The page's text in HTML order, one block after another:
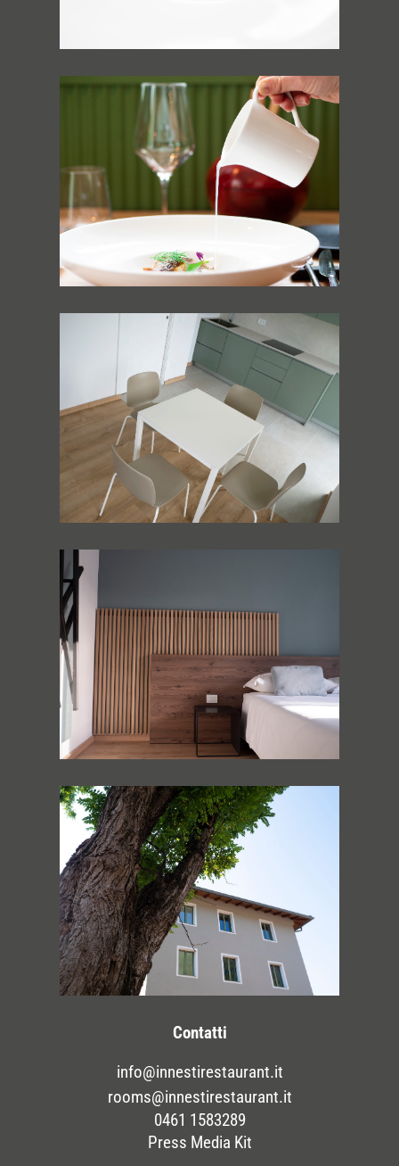
Contatti
info@innestirestaurant.it
rooms@innestirestaurant.it
0461 1583289
Press Media Kit